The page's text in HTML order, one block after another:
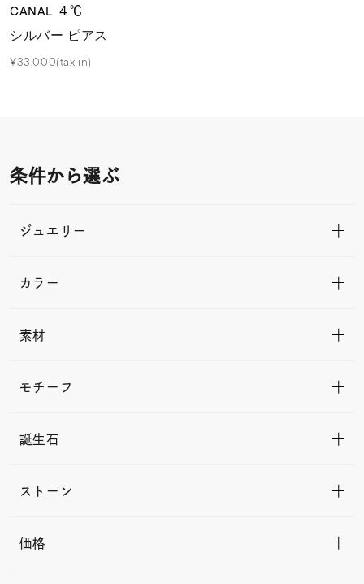
CANAL ４℃
シルバー ピアス
¥33,000(tax in)
条件から選ぶ
ジュエリー
カラー
素材
モチーフ
誕生石
ストーン
価格